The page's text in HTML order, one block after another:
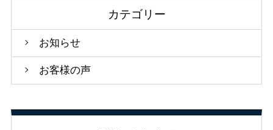
カテゴリー
お知らせ
お客様の声